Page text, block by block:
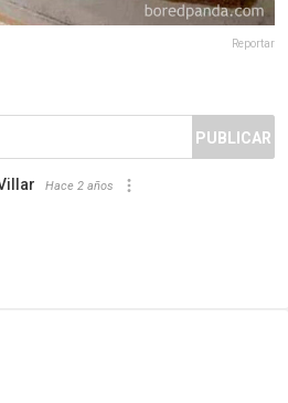
Reportar
PUBLICAR
Hace 2 años